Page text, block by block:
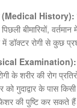
(Medical History):
बीमारियों,
में डॉक्टर रोगी से कुछ
Examination):
के शरीर की रोग
को गुदाद्वार के पास
की पुष्टि कर सकते